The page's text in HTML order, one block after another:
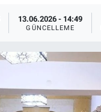
13.06.2026 - 14:49
GÜNCELLEME